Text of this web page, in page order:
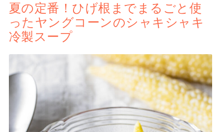
夏の定番！ひげ根までまるごと使
ったヤングコーンのシャキシャキ
冷製スープ